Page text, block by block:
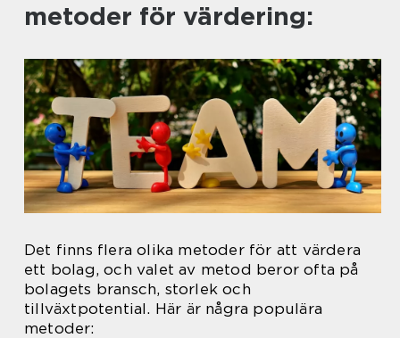
metoder för värdering:
Det finns flera olika metoder för att värdera
ett bolag, och valet av metod beror ofta på
bolagets bransch, storlek och
tillväxtpotential. Här är några populära
metoder: